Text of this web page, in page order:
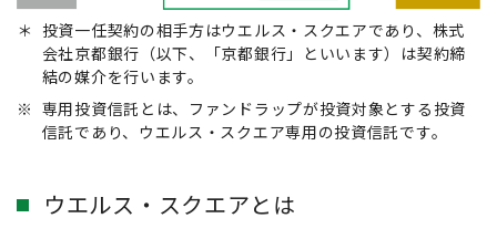
＊ 投資一任契約の相手方はウエルス・スクエアであり、株式
会社京都銀行（以下、「京都銀行」といいます）は契約締
結の媒介を行います。
※ 専用投資信託とは、ファンドラップが投資対象とする投資
信託であり、ウエルス・スクエア専用の投資信託です。
ウエルス・スクエアとは